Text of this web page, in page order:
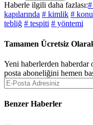
Haberle ilgili daha fazlası:
kapılarında # kimlik #
tebliğ # tespiti # yöntemi
Tamamen Ücretsiz
Yeni haberlerden haberdar
posta aboneliğini hemen
Benzer Haberler